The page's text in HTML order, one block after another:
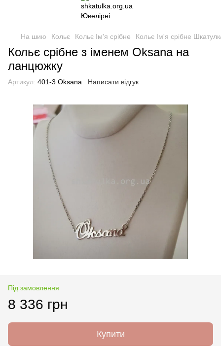
На шию Кольє Кольє Ім'я срібне Кольє Ім'я срібне
Кольє срібне з іменем Oksana на
ланцюжку
Артикул: 401-3 Oksana Написати відгук
Під замовлення
8 336 грн
Купити